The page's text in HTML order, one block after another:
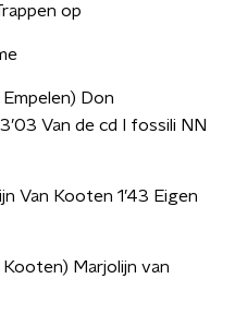
op
Don
Van de cd I fossili NN
Van Kooten 1’43 Eigen
Marjolijn van